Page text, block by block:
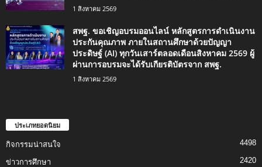
1 สิงหาคม 2569
สพฐ. ขอเชิญอบรมออนไลน์ หลักสูตรการดำเนินงาน
ประกันคุณภาพ ภายในสถานศึกษาด้วยปัญญา
ประดิษฐ์ (AI) ทุกวันเสาร์ตลอดเดือนสิงหาคม 2569 ผู้
ผ่านการอบรมจะได้รับเกียรติบัตรจาก สพฐ.
1 สิงหาคม 2569
ประเภทยอดนิยม
กิจกรรมน่าสนใจ 4498
ข่าวการศึกษา 2420